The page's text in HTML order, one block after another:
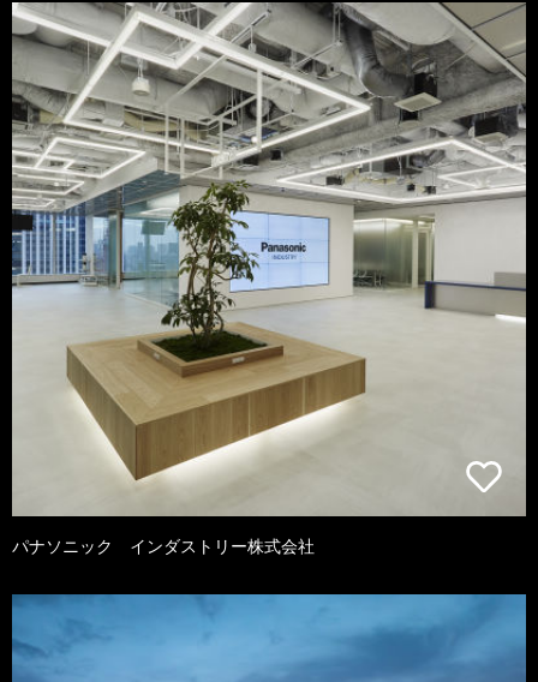
パナソニック インダストリー株式会社